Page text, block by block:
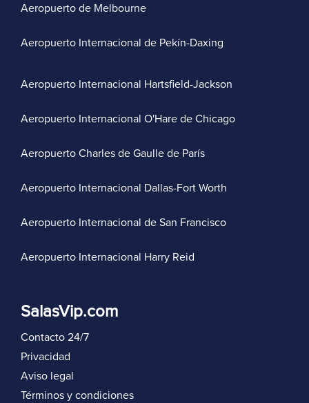
Aeropuerto de Melbourne
Aeropuerto Internacional de Pekín-Daxing
Aeropuerto Internacional Hartsfield-Jackson
Aeropuerto Internacional O'Hare de Chicago
Aeropuerto Charles de Gaulle de París
Aeropuerto Internacional Dallas-Fort Worth
Aeropuerto Internacional de San Francisco
Aeropuerto Internacional Harry Reid
SalasVip.com
Contacto 24/7
Privacidad
Aviso legal
Términos y condiciones